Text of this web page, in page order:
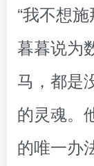
“我不想
暮暮说为
马，都是
的灵魂。
的唯一办